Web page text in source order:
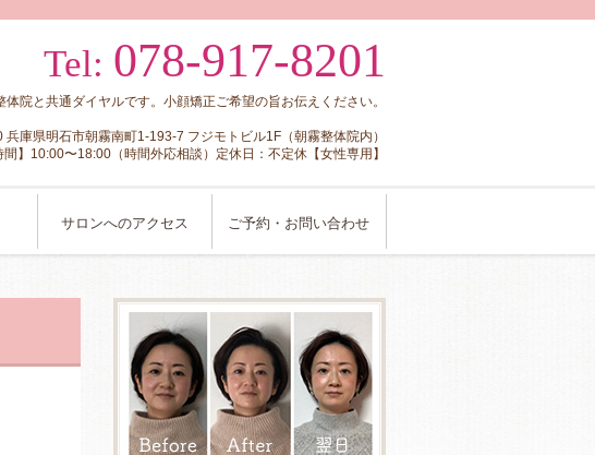
Tel: 078-917-8201
院と共通ダイヤルです。小顔矯正ご希望の旨お伝えください。
兵庫県明石市朝霧南町1-193-7 フジモトビル1F（朝霧整体院内）
間】10:00〜18:00（時間外応相談）定休日：不定休【女性専用】
サロンへのアクセス ご予約・お問い合わせ